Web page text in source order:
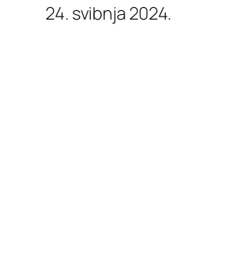
24. svibnja 2024.